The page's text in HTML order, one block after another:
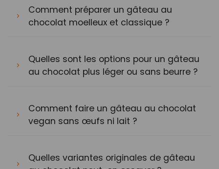
Comment préparer un gâteau au
chocolat moelleux et classique ?
Quelles sont les options pour un gâteau
au chocolat plus léger ou sans beurre ?
Comment faire un gâteau au chocolat
vegan sans œufs ni lait ?
Quelles variantes originales de gâteau